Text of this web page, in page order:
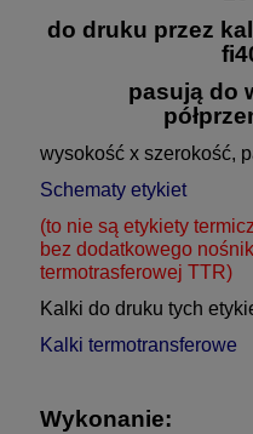
do druku przez
pasują do
wysokość x szerokość,
Schematy etykiet
(to nie są etykiety
bez dodatkowego
termotrasferowej TTR)
Kalki do druku tych
Kalki termotransferowe
Wykonanie: